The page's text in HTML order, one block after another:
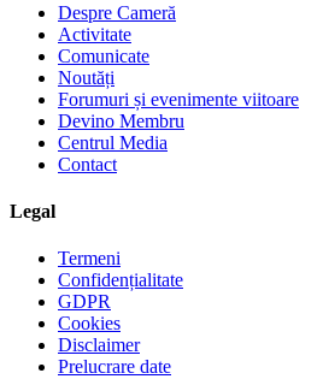
Despre Cameră
Activitate
Comunicate
Noutăți
Forumuri și evenimente viitoare
Devino Membru
Centrul Media
Contact
Legal
Termeni
Confidențialitate
GDPR
Cookies
Disclaimer
Prelucrare date